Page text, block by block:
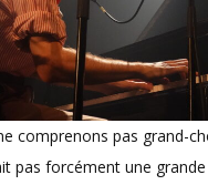
comprenons pas grand-
pas forcément une